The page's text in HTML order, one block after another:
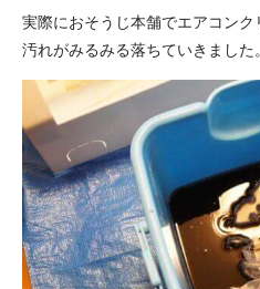
実際におそうじ本舗でエアコンク
汚れがみるみる落ちていきました。